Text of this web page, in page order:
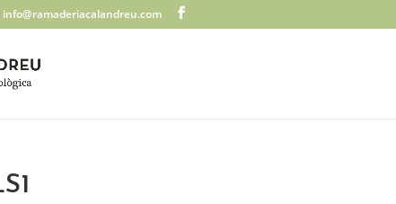
info@ramaderiacalandreu.com